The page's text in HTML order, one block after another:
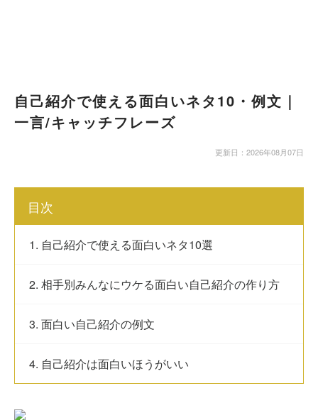
自己紹介で使える面白いネタ10・例文｜
一言/キャッチフレーズ
更新日：2026年08月07日
目次
1. 自己紹介で使える面白いネタ10選
2. 相手別みんなにウケる面白い自己紹介の作り方
3. 面白い自己紹介の例文
4. 自己紹介は面白いほうがいい